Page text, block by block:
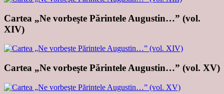
Cartea „Ne vorbeşte Părintele Augustin…” (vol.
XIV)
Cartea „Ne vorbeşte Părintele Augustin…” (vol. XV)